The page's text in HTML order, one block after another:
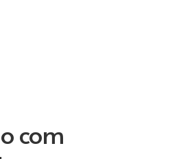
com